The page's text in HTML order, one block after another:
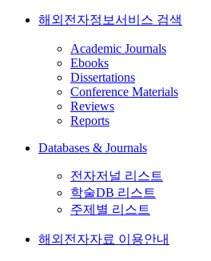
해외전자정보서비스 검색
Academic Journals
Ebooks
Dissertations
Conference Materials
Reviews
Reports
Databases & Journals
전자저널 리스트
학술DB 리스트
주제별 리스트
해외전자자료 이용안내